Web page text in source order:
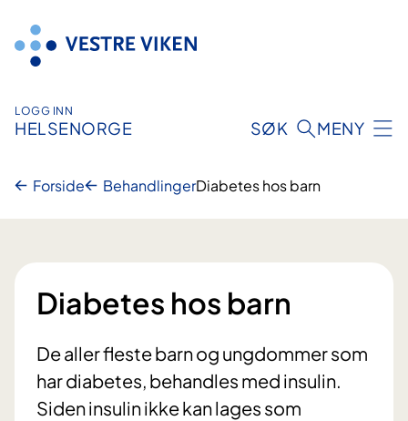
innhold
LOGG INN
HELSENORGE SØK MENY
Forside BehandlingerDiabetes hos barn
Diabetes hos barn
De aller fleste barn og ungdommer som
har diabetes, behandles med insulin.
Siden insulin ikke kan lages som